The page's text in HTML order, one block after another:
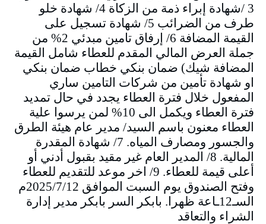
3 /شهادة إبراء ذمة من الزكاة 4/ شهادة خلو
طرف من الضرائب 5/ شهادة تسجيل على
القيمة المضافة 6/ إرفاق تامين مبدئي 2% من
جملة العرض المالي المقدم للعطاء شامل القيمة
المضافة شيك) ضمان بنكي خطاب ضمان بنكي
او شهادة تأمين من شركات التامين ساري
المفعول خلال فترة العطاء يجدد في حال تمديد
فترة العطاء ويكمل الى 10% لمن يرسوا علية
العطاء معنون باسم السيد/ مدير عام هيئة الطرق
والجسور ومصارف المياه. 7/ شهادة المقدرة
المالية. 8/ المدير العام غير مقيد بقبول أدني أو
أعلى قيمة للعطاء. 9/ اخر موعد للتقديم للعطاء
وفتح الصندوق يوم السبت الموافق 2025/7/12م
السـ12ـاعة ظهرا. بابكر السر بابكر مدير إدارة
الشراء والتعاقد